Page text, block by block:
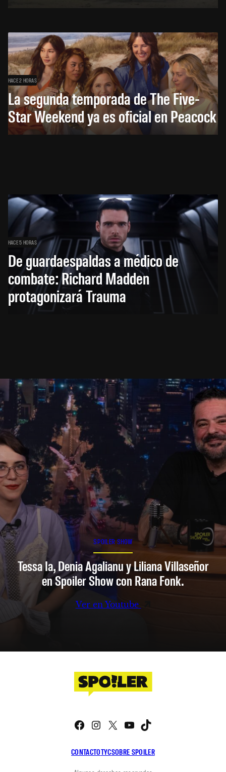
HACE 2 HORAS
La segunda temporada de The Five-
Star Weekend ya es oficial en Peacock
HACE 5 HORAS
De guardaespaldas a médico de
combate: Richard Madden
protagonizará Trauma
SPOILER SHOW
Tessa Ia, Denia Agalianu y Liliana Villaseñor
en Spoiler Show con Rana Fonk.
Ver en Youtube
CONTACTOTYCSOBRE SPOILER
Facebook
Instagram
X YouTube